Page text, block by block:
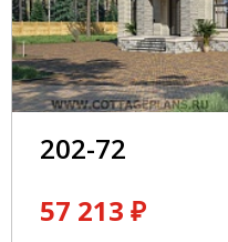
202-72
57 213 ₽